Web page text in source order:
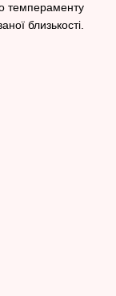
темпераменту
близькості.